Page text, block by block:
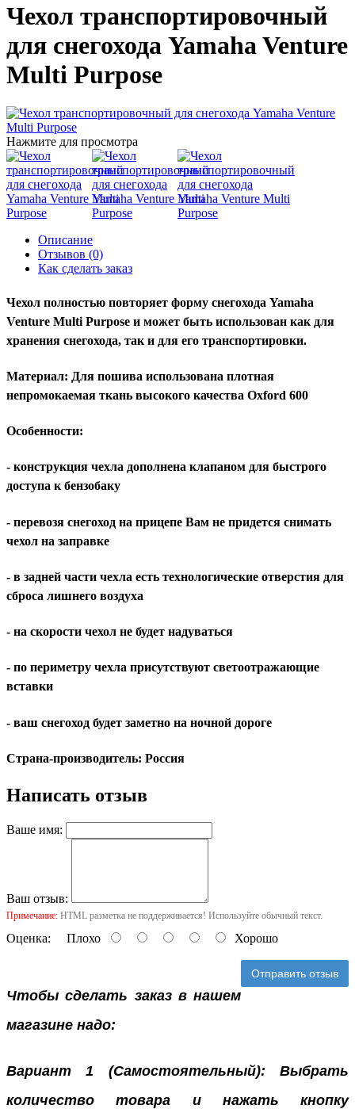
Чехол транспортировочный
для снегохода Yamaha Venture
Multi Purpose
Нажмите для просмотра
Описание
Отзывов (0)
Как сделать заказ
Чехол полностью повторяет форму снегохода Yamaha
Venture Multi Purpose и может быть использован как для
хранения снегохода, так и для его транспортировки.
Материал: Для пошива использована плотная
непромокаемая ткань высокого качества Oxford 600
Особенности:
- конструкция чехла дополнена клапаном для быстрого
доступа к бензобаку
- перевозя снегоход на прицепе Вам не придется снимать
чехол на заправке
- в задней части чехла есть технологические отверстия для
сброса лишнего воздуха
- на скорости чехол не будет надуваться
- по периметру чехла присутствуют светоотражающие
вставки
- ваш снегоход будет заметно на ночной дороге
Страна-производитель: Россия
Написать отзыв
Ваше имя:
Ваш отзыв:
Примечание: HTML разметка не поддерживается! Используйте обычный текст.
Оценка: Плохо Хорошо
Отправить отзыв
Чтобы сделать заказ в нашем
магазине надо:
Вариант 1 (Самостоятельный): Выбрать
количество товара и нажать кнопку